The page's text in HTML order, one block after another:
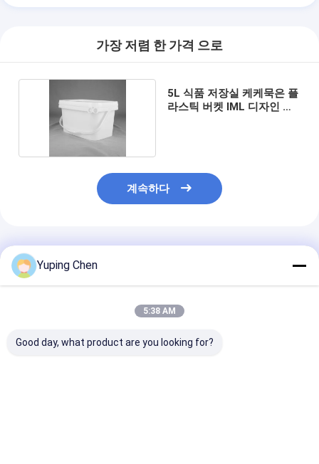
가장 저렴 한 가격 으로
5L 식품 저장실 케케묵은 플
라스틱 버켓 IML 디자인 가
계속하다
추천된 제품
Yuping Chen
5:38 AM
Good day, what product are you looking for?